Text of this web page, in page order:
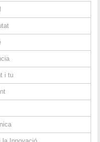
i tu